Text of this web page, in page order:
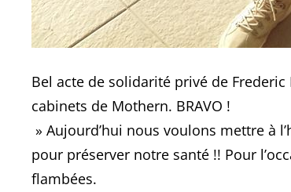
Bel acte de solidarité privé de
cabinets de Mothern. BRAVO !
» Aujourd’hui nous voulons mettre à
pour préserver notre santé !! Pour
flambées.